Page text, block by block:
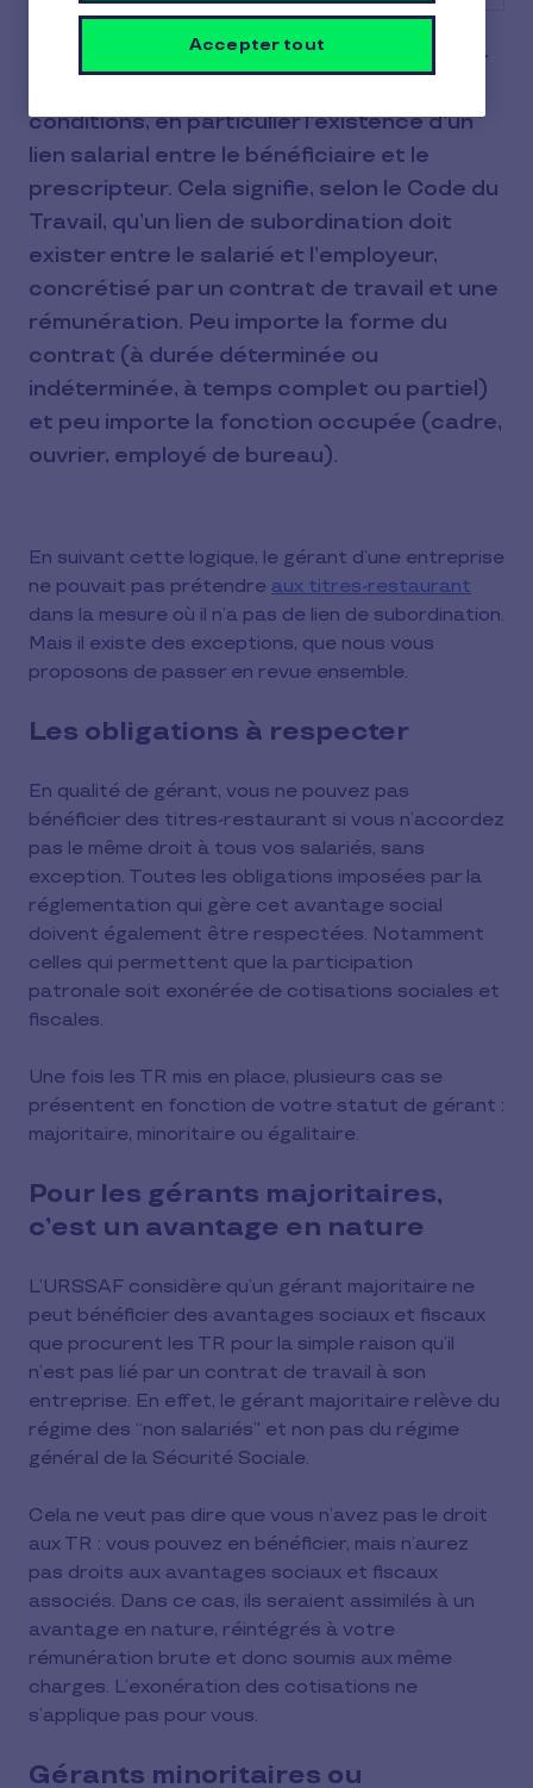
Nous avons vu que l’attribution des titres-
conditions, en particulier l’existence d’un
lien salarial entre le bénéficiaire et le
prescripteur. Cela signifie, selon le Code du
Travail, qu’un lien de subordination doit
exister entre le salarié et l’employeur,
concrétisé par un contrat de travail et une
rémunération. Peu importe la forme du
contrat (à durée déterminée ou
indéterminée, à temps complet ou partiel)
et peu importe la fonction occupée (cadre,
ouvrier, employé de bureau).
En suivant cette logique, le gérant d’une entreprise
ne pouvait pas prétendre aux titres-restaurant
dans la mesure où il n’a pas de lien de subordination.
Mais il existe des exceptions, que nous vous
proposons de passer en revue ensemble.
Les obligations à respecter
En qualité de gérant, vous ne pouvez pas
bénéficier des titres-restaurant si vous n’accordez
pas le même droit à tous vos salariés, sans
exception. Toutes les obligations imposées par la
réglementation qui gère cet avantage social
doivent également être respectées. Notamment
celles qui permettent que la participation
patronale soit exonérée de cotisations sociales et
fiscales.
Une fois les TR mis en place, plusieurs cas se
présentent en fonction de votre statut de gérant :
majoritaire, minoritaire ou égalitaire.
Pour les gérants majoritaires,
c’est un avantage en nature
L’URSSAF considère qu’un gérant majoritaire ne
peut bénéficier des avantages sociaux et fiscaux
que procurent les TR pour la simple raison qu’il
n’est pas lié par un contrat de travail à son
entreprise. En effet, le gérant majoritaire relève du
régime des “non salariés” et non pas du régime
général de la Sécurité Sociale.
Cela ne veut pas dire que vous n’avez pas le droit
aux TR : vous pouvez en bénéficier, mais n’aurez
pas droits aux avantages sociaux et fiscaux
associés. Dans ce cas, ils seraient assimilés à un
avantage en nature, réintégrés à votre
rémunération brute et donc soumis aux même
charges. L’exonération des cotisations ne
s’applique pas pour vous.
Gérants minoritaires ou
Accepter tout